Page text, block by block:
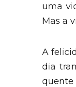
uma
Mas a
A
dia
quente